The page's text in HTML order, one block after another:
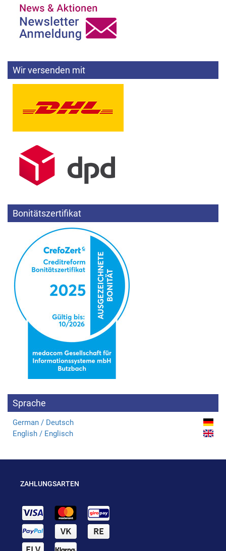
Wir versenden mit
Bonitätszertifikat
Sprache
German / Deutsch
English / Englisch
ZAHLUNGSARTEN